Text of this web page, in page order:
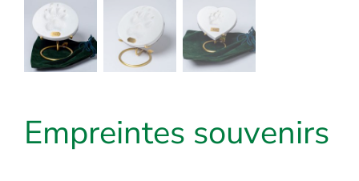
Empreintes souvenirs